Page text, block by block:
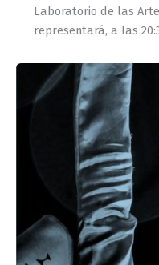
Laboratorio de las
representará, a las